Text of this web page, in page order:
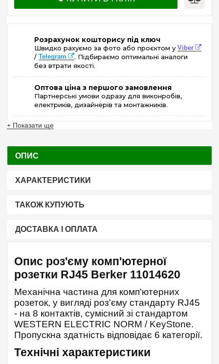
Розрахунок кошторису під ключ
Швидко рахуємо за фото або проєктом у Viber
/ Telegram
. Підбираємо оптимальні аналоги
без втрати якості.
Оптова ціна з першого замовлення
Партнерські умови одразу для виконробів,
електриків, дизайнерів та монтажників.
+ Показати ще
ОПИС
ХАРАКТЕРИСТИКИ
ТАКОЖ КУПУЮТЬ
ДОСТАВКА І ОПЛАТА
Опис роз'єму комп'ютерної
розетки RJ45 Berker 11014620
Механічна частина для комп'ютерних
розеток, у вигляді роз'єму стандарту RJ45
- на 8 контактів, сумісний зі стандартом
WESTERN ELECTRIC NORM / KeyStone.
Пропускна здатність відповідає 6 категорії.
Технічні характеристики